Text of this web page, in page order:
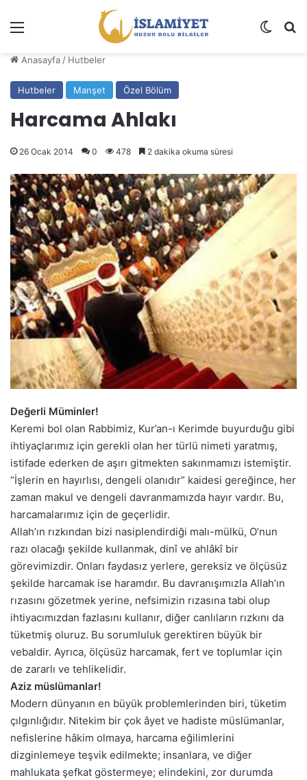
Dış
Anasayfa / Hutbeler
Hutbeler Manşet Özel Bölüm
Harcama Ahlakı
26 Ocak 2014 0 478 2 dakika okuma süresi
Değerli Müminler!
Keremi bol olan Rabbimiz, Kur’an-ı Kerimde buyurduğu gibi
ihtiyaçlarımız için gerekli olan her türlü nimeti yaratmış,
istifade ederken de aşırı gitmekten sakınmamızı istemiştir.
“İşlerin en hayırlısı, dengeli olanıdır” kaidesi gereğince, her
zaman makul ve dengeli davranmamızda hayır vardır. Bu,
harcamalarımız için de geçerlidir.
Allah’ın rızkından bizi nasiplendirdiği malı-mülkü, O’nun
razı olacağı şekilde kullanmak, dinî ve ahlâkî bir
görevimizdir. Onları faydasız yerlere, gereksiz ve ölçüsüz
şekilde harcamak ise haramdır. Bu davranışımızla Allah’ın
rızasını gözetmek yerine, nefsimizin rızasına tabi olup
ihtiyacımızdan fazlasını kullanır, diğer canlıların rızkını da
tüketmiş oluruz. Bu sorumluluk gerektiren büyük bir
vebaldir. Ayrıca, ölçüsüz harcamak, fert ve toplumlar için
de zararlı ve tehlikelidir.
Aziz müslümanlar!
Modern dünyanın en büyük problemlerinden biri, tüketim
çılgınlığıdır. Nitekim bir çok âyet ve hadiste müslümanlar,
nefislerine hâkim olmaya, harcama eğilimlerini
dizginlemeye teşvik edilmekte; insanlara, ve diğer
mahlukata şefkat göstermeye; elindekini, zor durumda